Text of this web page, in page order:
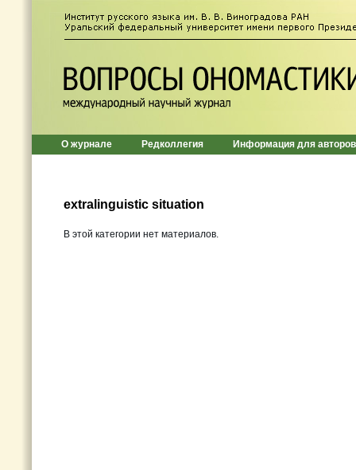
О журнале Редколлегия Информация для авторов
extralinguistic situation
В этой категории нет материалов.